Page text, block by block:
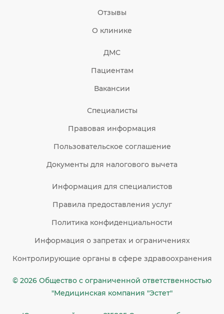
Отзывы
О клинике
ДМС
Пациентам
Вакансии
Специалисты
Правовая информация
Пользовательское соглашение
Документы для налогового вычета
Информация для специалистов
Правила предоставления услуг
Политика конфиденциальности
Информация о запретах и ограничениях
Контролирующие органы в сфере здравоохранения
© 2026 Общество c ограниченной ответственностью
"Медицинская компания "Эстет"